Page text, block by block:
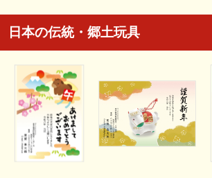
日本の伝統・郷土玩具